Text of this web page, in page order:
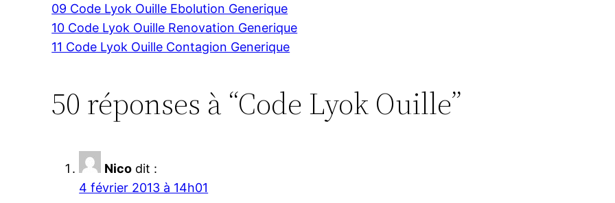
09 Code Lyok Ouille Ebolution Generique
10 Code Lyok Ouille Renovation Generique
11 Code Lyok Ouille Contagion Generique
50 réponses à “Code Lyok Ouille”
Nico dit :
4 février 2013 à 14h01